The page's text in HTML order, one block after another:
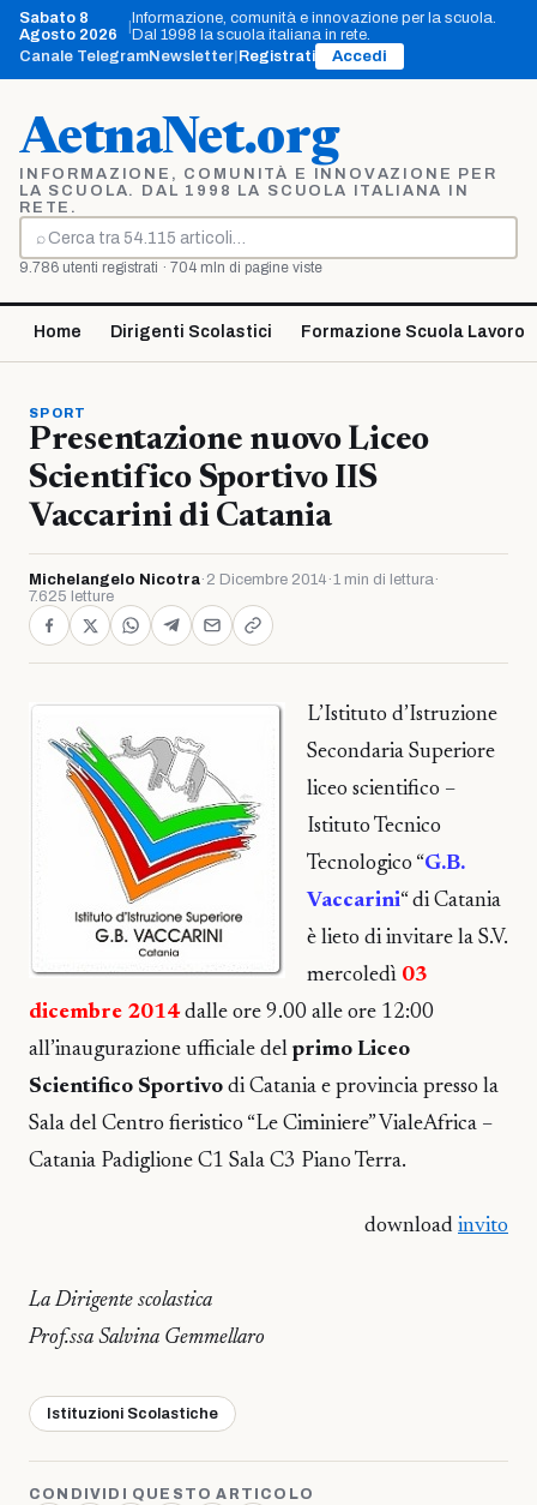
Vai
contenuto
Sabato 8
Agosto 2026
Informazione, comunità e innovazione per la scuola.
Dal 1998 la scuola italiana in rete.
Canale TelegramNewsletter Registrati Accedi
AetnaNet.org
INFORMAZIONE, COMUNITÀ E INNOVAZIONE PER
LA SCUOLA. DAL 1998 LA SCUOLA ITALIANA IN
RETE.
⌕
Cerca
9.786 utenti registrati · 704 mln di pagine viste
Home Dirigenti Scolastici Formazione Scuola Lavoro
SPORT
Presentazione nuovo Liceo
Scientifico Sportivo IIS
Vaccarini di Catania
Michelangelo Nicotra· 2 Dicembre 2014 ·1 min di lettura·
7.625 letture
L’Istituto d’Istruzione
Secondaria Superiore
liceo scientifico –
Istituto Tecnico
Tecnologico “G.B.
Vaccarini“ di Catania
è lieto di invitare la S.V.
mercoledì 03
dicembre 2014dalle ore 9.00 alle ore 12:00
all’inaugurazione ufficiale del primo Liceo
Scientifico Sportivo di Catania e provincia presso la
Sala del Centro fieristico “Le Ciminiere” VialeAfrica –
Catania Padiglione C1 Sala C3 Piano Terra.
download invito
La Dirigente scolastica
Prof.ssa Salvina Gemmellaro
Istituzioni Scolastiche
CONDIVIDI QUESTO ARTICOLO